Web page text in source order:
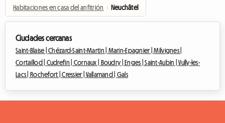
Habitaciones en casa del anfitrión › Neuchâtel
Ciudades cercanas
Saint-Blaise |Chézard-Saint-Martin | Marin-Epagnier |Milvignes |
Cortaillod | Cudrefin | Cornaux | Boudry | Enges |Saint-Aubin |Vully-les-
Lacs |
Rochefort |Cressier |Vallamand | Gals